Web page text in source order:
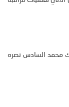
محمد السادس نصره